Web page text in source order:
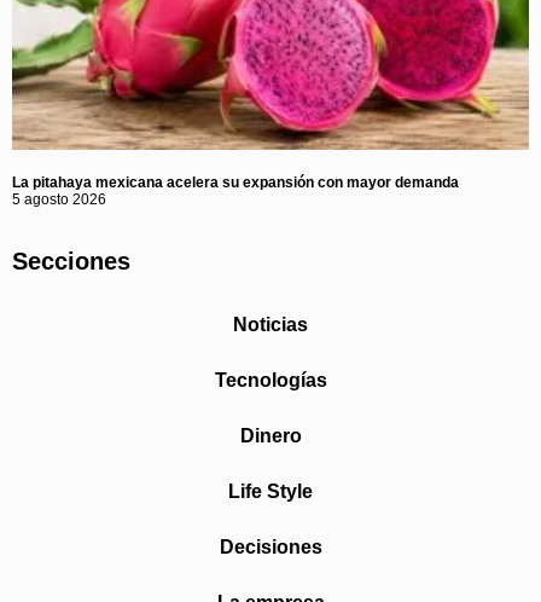
La pitahaya mexicana acelera su expansión con mayor demanda
5 agosto 2026
Secciones
Noticias
Tecnologías
Dinero
Life Style
Decisiones